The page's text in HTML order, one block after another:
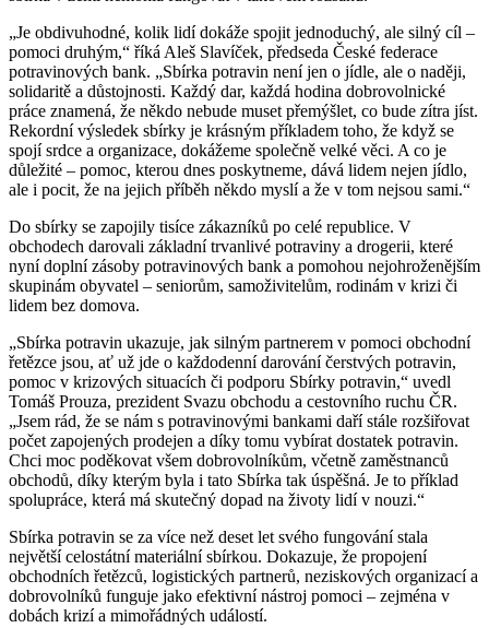
„Je obdivuhodné, kolik lidí dokáže spojit jednoduchý, ale silný cíl –
pomoci druhým,“ říká Aleš Slavíček, předseda České federace
potravinových bank. „Sbírka potravin není jen o jídle, ale o naději,
solidaritě a důstojnosti. Každý dar, každá hodina dobrovolnické
práce znamená, že někdo nebude muset přemýšlet, co bude zítra jíst.
Rekordní výsledek sbírky je krásným příkladem toho, že když se
spojí srdce a organizace, dokážeme společně velké věci. A co je
důležité – pomoc, kterou dnes poskytneme, dává lidem nejen jídlo,
ale i pocit, že na jejich příběh někdo myslí a že v tom nejsou sami.“
Do sbírky se zapojily tisíce zákazníků po celé republice. V
obchodech darovali základní trvanlivé potraviny a drogerii, které
nyní doplní zásoby potravinových bank a pomohou nejohroženějším
skupinám obyvatel – seniorům, samoživitelům, rodinám v krizi či
lidem bez domova.
„Sbírka potravin ukazuje, jak silným partnerem v pomoci obchodní
řetězce jsou, ať už jde o každodenní darování čerstvých potravin,
pomoc v krizových situacích či podporu Sbírky potravin,“ uvedl
Tomáš Prouza, prezident Svazu obchodu a cestovního ruchu ČR.
„Jsem rád, že se nám s potravinovými bankami daří stále rozšiřovat
počet zapojených prodejen a díky tomu vybírat dostatek potravin.
Chci moc poděkovat všem dobrovolníkům, včetně zaměstnanců
obchodů, díky kterým byla i tato Sbírka tak úspěšná. Je to příklad
spolupráce, která má skutečný dopad na životy lidí v nouzi.“
Sbírka potravin se za více než deset let svého fungování stala
největší celostátní materiální sbírkou. Dokazuje, že propojení
obchodních řetězců, logistických partnerů, neziskových organizací a
dobrovolníků funguje jako efektivní nástroj pomoci – zejména v
dobách krizí a mimořádných událostí.